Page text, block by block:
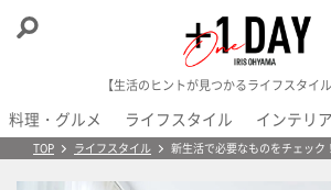
【生活のヒントが見つかるライフスタイ
料理・グルメ ライフスタイル インテリア
TOP＋1 Dayライフスタイル 新生活で必要なものをチェッ